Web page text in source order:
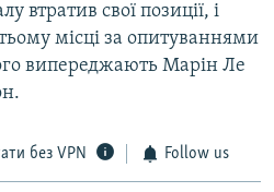
втратив свої позиції, і
місці за опитуваннями
випереджають Марін Ле
без VPN Follow us